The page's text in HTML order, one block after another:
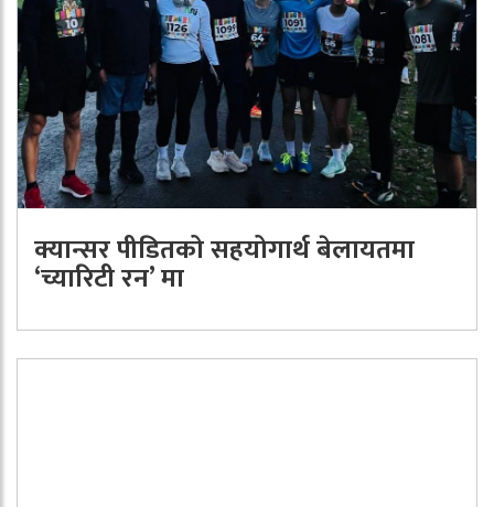
क्यान्सर पीडितको सहयोगार्थ बेलायतमा
‘च्यारिटी रन’ मा